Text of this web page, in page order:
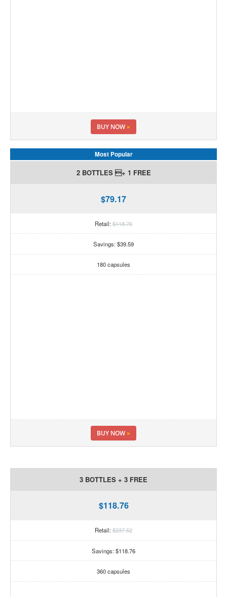
BUY NOW»
Most Popular
2 BOTTLES + 1 FREE
$79.17
Retail:$118.76
Savings: $39.59
180 capsules
BUY NOW»
3 BOTTLES + 3 FREE
$118.76
Retail:$237.52
Savings: $118.76
360 capsules